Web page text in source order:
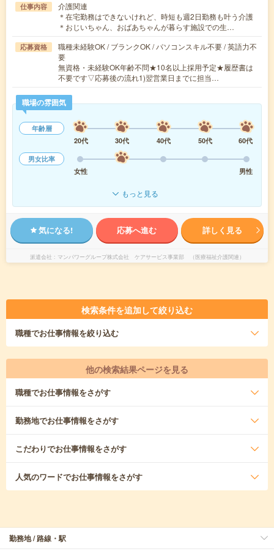
仕事内容
介護関連
＊在宅勤務はできないけれど、時短も週2日勤務も叶う介護
＊おじいちゃん、おばあちゃんが暮らす施設での生…
応募資格
職種未経験OK / ブランクOK / パソコンスキル不要 / 英語力不
要
無資格・未経験OK年齢不問★10名以上採用予定★履歴書は
不要です▽応募後の流れ1)翌営業日までに担当…
職場の雰囲気
年齢層
20代
30代 40代 50代
60代
男女比率
女性
男性
もっと見る
気になる! 応募へ進む 詳しく見る
派遣会社 マンパワーグループ株式会社 ケアサービス事業部 （医療福祉介護関連）
検索条件を追加して絞り込む
職種でお仕事情報を絞り込む
他の検索結果ページを見る
職種でお仕事情報をさがす
勤務地でお仕事情報をさがす
こだわりでお仕事情報をさがす
人気のワードでお仕事情報をさがす
勤務地 / 路線・駅